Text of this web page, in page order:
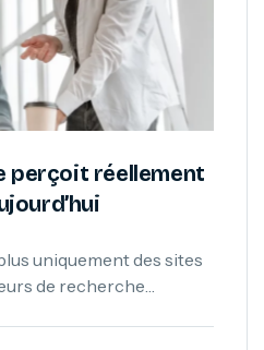
perçoit réellement
uniquement des sites
de recherche